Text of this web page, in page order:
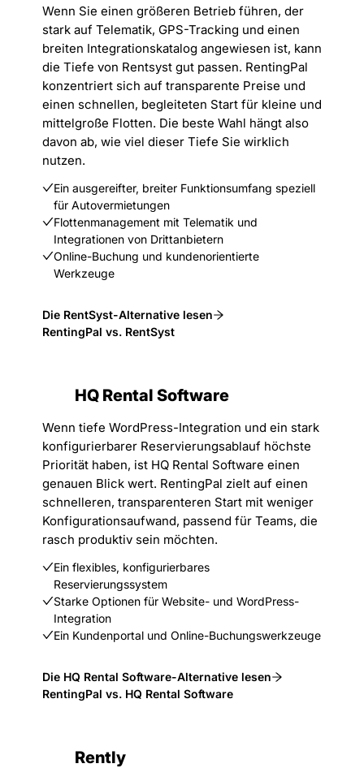
Wenn Sie einen größeren Betrieb führen, der
stark auf Telematik, GPS-Tracking und einen
breiten Integrationskatalog angewiesen ist, kann
die Tiefe von Rentsyst gut passen. RentingPal
konzentriert sich auf transparente Preise und
einen schnellen, begleiteten Start für kleine und
mittelgroße Flotten. Die beste Wahl hängt also
davon ab, wie viel dieser Tiefe Sie wirklich
nutzen.
Ein ausgereifter, breiter Funktionsumfang speziell
für Autovermietungen
Flottenmanagement mit Telematik und
Integrationen von Drittanbietern
Online-Buchung und kundenorientierte
Werkzeuge
Die RentSyst-Alternative lesen
RentingPal vs. RentSyst
HQ Rental Software
Wenn tiefe WordPress-Integration und ein stark
konfigurierbarer Reservierungsablauf höchste
Priorität haben, ist HQ Rental Software einen
genauen Blick wert. RentingPal zielt auf einen
schnelleren, transparenteren Start mit weniger
Konfigurationsaufwand, passend für Teams, die
rasch produktiv sein möchten.
Ein flexibles, konfigurierbares
Reservierungssystem
Starke Optionen für Website- und WordPress-
Integration
Ein Kundenportal und Online-Buchungswerkzeuge
Die HQ Rental Software-Alternative lesen
RentingPal vs. HQ Rental Software
Rently